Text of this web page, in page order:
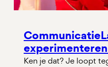
Ken je dat? Je loopt